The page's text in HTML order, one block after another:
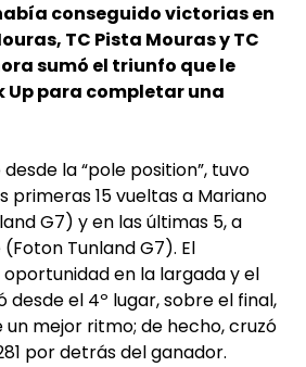
conseguido victorias en
TC Pista Mouras y TC
sumó el triunfo que le
Up para completar una
la “pole position”, tuvo
primeras 15 vueltas a Mariano
G7) y en las últimas 5, a
Tunland G7). El
en la largada y el
desde el 4º lugar, sobre el final,
mejor ritmo; de hecho, cruzó
por detrás del ganador.